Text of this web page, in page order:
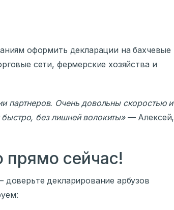
оформить декларации на бахчевые
сети, фермерские хозяйства и
партнеров. Очень довольны скоростью и
без лишней волокиты»— Алексей,
сейчас!
декларирование арбузов